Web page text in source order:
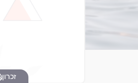
זכרון